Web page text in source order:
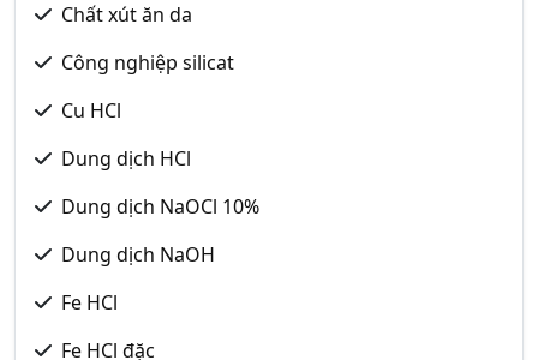
Chất xút ăn da
Công nghiệp silicat
Cu HCl
Dung dịch HCl
Dung dịch NaOCl 10%
Dung dịch NaOH
Fe HCl
Fe HCl đặc